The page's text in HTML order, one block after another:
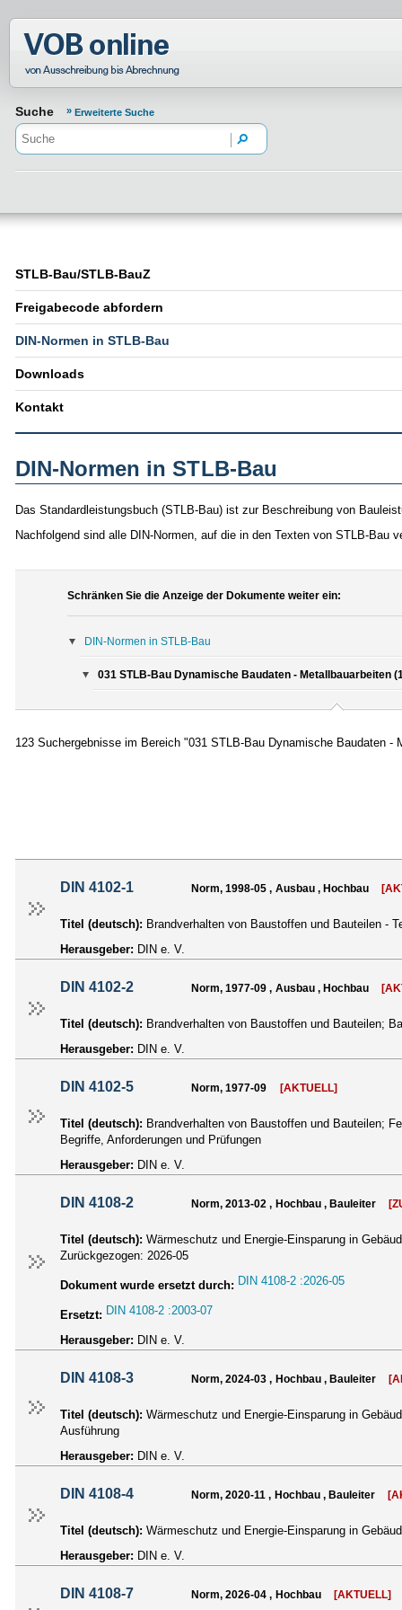
Normenportal Barrierefreiheit
Suche Erweiterte Suche
STLB-Bau/STLB-BauZ
Freigabecode abfordern
DIN-Normen in STLB-Bau
Downloads
Kontakt
DIN-Normen in STLB-Bau
Das Standardleistungsbuch (STLB-Bau) ist zur Beschreibung von
Nachfolgend sind alle DIN-Normen, auf die in den Texten von STLB-
Schränken Sie die Anzeige der Dokumente weiter ein:
DIN-Normen in STLB-Bau
031 STLB-Bau Dynamische Baudaten - Metallbauarbeiten
123 Suchergebnisse im Bereich "031 STLB-Bau Dynamische Baudaten -
DIN 4102-1 Norm, 1998-05 , Ausbau , Hochbau
Titel (deutsch): Brandverhalten von Baustoffen und Bauteilen -
Herausgeber: DIN e. V.
DIN 4102-2 Norm, 1977-09 , Ausbau , Hochbau
Titel (deutsch): Brandverhalten von Baustoffen und Bauteilen;
Herausgeber: DIN e. V.
DIN 4102-5 Norm, 1977-09 [AKTUELL]
Titel (deutsch): Brandverhalten von Baustoffen und Bauteilen;
Begriffe, Anforderungen und Prüfungen
Herausgeber: DIN e. V.
DIN 4108-2 Norm, 2013-02 , Hochbau , Bauleiter
Titel (deutsch): Wärmeschutz und Energie-Einsparung in
Zurückgezogen: 2026-05
Dokument wurde ersetzt durch: DIN 4108-2 :2026-05
Ersetzt: DIN 4108-2 :2003-07
Herausgeber: DIN e. V.
DIN 4108-3 Norm, 2024-03 , Hochbau , Bauleiter
Titel (deutsch): Wärmeschutz und Energie-Einsparung in
Ausführung
Herausgeber: DIN e. V.
DIN 4108-4 Norm, 2020-11 , Hochbau , Bauleiter
Titel (deutsch): Wärmeschutz und Energie-Einsparung in
Herausgeber: DIN e. V.
DIN 4108-7 Norm, 2026-04 , Hochbau [AKTUELL]